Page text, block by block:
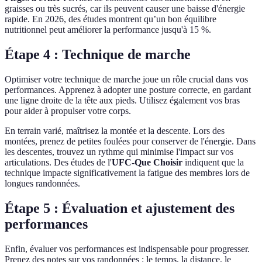
graisses ou très sucrés, car ils peuvent causer une baisse d'énergie
rapide. En 2026, des études montrent qu’un bon équilibre
nutritionnel peut améliorer la performance jusqu'à 15 %.
Étape 4 : Technique de marche
Optimiser votre technique de marche joue un rôle crucial dans vos
performances. Apprenez à adopter une posture correcte, en gardant
une ligne droite de la tête aux pieds. Utilisez également vos bras
pour aider à propulser votre corps.
En terrain varié, maîtrisez la montée et la descente. Lors des
montées, prenez de petites foulées pour conserver de l'énergie. Dans
les descentes, trouvez un rythme qui minimise l'impact sur vos
articulations. Des études de l'UFC-Que Choisir indiquent que la
technique impacte significativement la fatigue des membres lors de
longues randonnées.
Étape 5 : Évaluation et ajustement des
performances
Enfin, évaluer vos performances est indispensable pour progresser.
Prenez des notes sur vos randonnées : le temps, la distance, le